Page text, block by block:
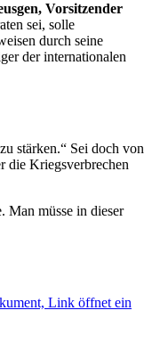
Vorsitzender
sei, solle
durch seine
der internationalen
stärken.“ Sei doch von
die Kriegsverbrechen
Man müsse in dieser
Link öffnet ein